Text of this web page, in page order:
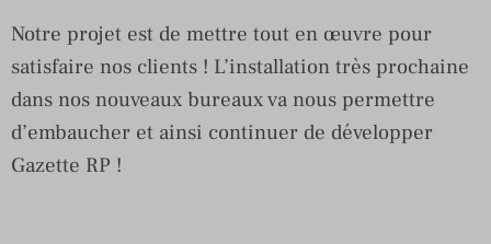
Notre projet est de mettre tout en œuvre pour
satisfaire nos clients ! L’installation très prochaine
dans nos nouveaux bureaux va nous permettre
d’embaucher et ainsi continuer de développer
Gazette RP !